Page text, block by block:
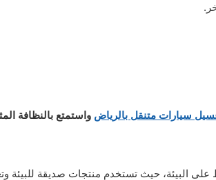
سيارات متنقل بالرياض واستمتع بالنظافة
على البيئة، حيث تستخدم منتجات صديقة للبيئة